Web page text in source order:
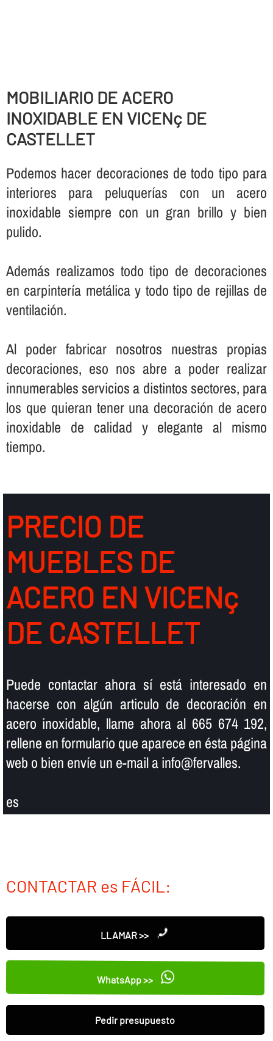
MOBILIARIO DE ACERO
INOXIDABLE EN VICENç DE
CASTELLET
Podemos hacer decoraciones de todo tipo para
interiores para peluquerí­as con un acero
inoxidable siempre con un gran brillo y bien
pulido.
Además realizamos todo tipo de decoraciones
en carpinterí­a metálica y todo tipo de rejillas de
ventilación.
Al poder fabricar nosotros nuestras propias
decoraciones, eso nos abre a poder realizar
innumerables servicios a distintos sectores, para
los que quieran tener una decoración de acero
inoxidable de calidad y elegante al mismo
tiempo.
PRECIO DE
MUEBLES DE
ACERO EN VICENç
DE CASTELLET
Puede contactar ahora sí­ está interesado en
hacerse con algún articulo de decoración en
acero inoxidable, llame ahora al 665 674 192,
rellene en formulario que aparece en ésta página
web o bien enví­e un e-mail a info@fervalles.
es
CONTACTAR es FÁCIL:
LLAMAR >>
WhatsApp >>
Pedir presupuesto